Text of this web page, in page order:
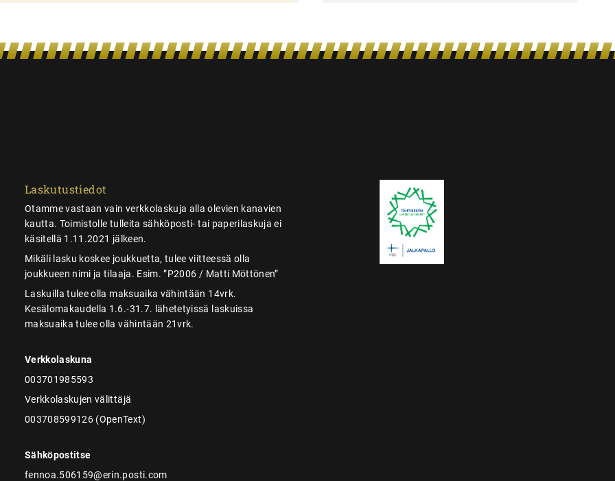
Laskutustiedot
Otamme vastaan vain verkkolaskuja alla olevien kanavien
kautta. Toimistolle tulleita sähköposti- tai paperilaskuja ei
käsitellä 1.11.2021 jälkeen.
Mikäli lasku koskee joukkuetta, tulee viitteessä olla
joukkueen nimi ja tilaaja. Esim. ”P2006 / Matti Möttönen”
Laskuilla tulee olla maksuaika vähintään 14vrk.
Kesälomakaudella 1.6.-31.7. lähetetyissä laskuissa
maksuaika tulee olla vähintään 21vrk.
Verkkolaskuna
003701985593
Verkkolaskujen välittäjä
003708599126 (OpenText)
Sähköpostitse
fennoa.506159@erin.posti.com